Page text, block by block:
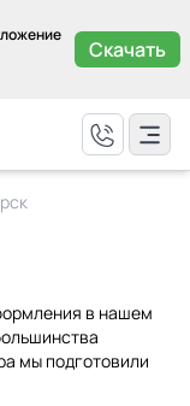
Скачать
в нашем
мы подготовили